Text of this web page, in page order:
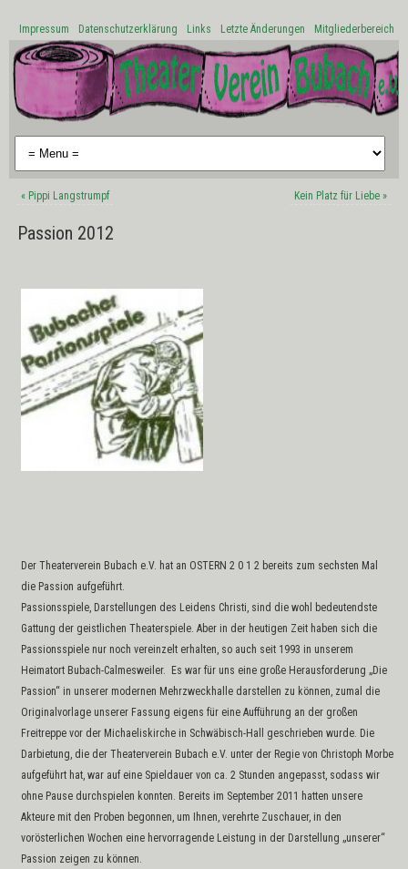
Impressum Datenschutzerklärung Links Letzte Änderungen Mitgliederbereich
«Pippi Langstrumpf Kein Platz für Liebe»
Passion 2012
Der Theaterverein Bubach e.V. hat an OSTERN 2 0 1 2 bereits zum sechsten Mal
die Passion aufgeführt.
Passionsspiele, Darstellungen des Leidens Christi, sind die wohl bedeutendste
Gattung der geistlichen Theaterspiele. Aber in der heutigen Zeit haben sich die
Passionsspiele nur noch vereinzelt erhalten, so auch seit 1993 in unserem
Heimatort Bubach-Calmesweiler.
Es war für uns eine große Herausforderung „Die
Passion“ in unserer modernen Mehrzweckhalle darstellen zu können, zumal die
Originalvorlage unserer Fassung eigens für eine Aufführung an der großen
Freitreppe vor der Michaeliskirche in Schwäbisch-Hall geschrieben wurde. Die
Darbietung, die der Theaterverein Bubach e.V. unter der Regie von Christoph Morbe
aufgeführt hat, war auf eine Spieldauer von ca. 2 Stunden angepasst, sodass wir
ohne Pause durchspielen konnten. Bereits im September 2011 hatten unsere
Akteure mit den Proben begonnen, um Ihnen, verehrte Zuschauer, in den
vorösterlichen Wochen eine hervorragende Leistung in der Darstellung „unserer“
Passion zeigen zu können.